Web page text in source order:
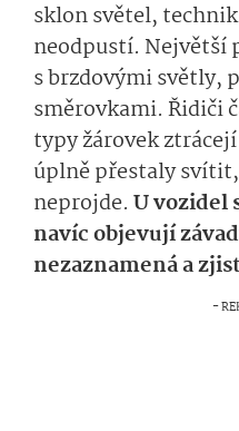
sklon světel,
neodpustí. Největší
s brzdovými světly,
směrovkami. Řidiči
typy žárovek
úplně přestaly
neprojde. U vozidel
navíc objevují
nezaznamená a